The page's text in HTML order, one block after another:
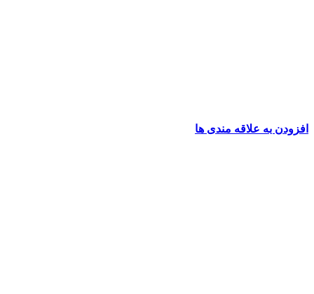
افزودن به علاقه مندی ها